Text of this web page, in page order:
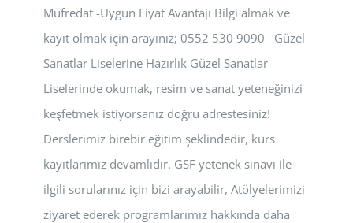
Müfredat -Uygun Fiyat Avantajı Bilgi almak ve
kayıt olmak için arayınız; 0552 530 9090 Güzel
Sanatlar Liselerine Hazırlık Güzel Sanatlar
Liselerinde okumak, resim ve sanat yeteneğinizi
keşfetmek istiyorsanız doğru adrestesiniz!
Derslerimiz birebir eğitim şeklindedir, kurs
kayıtlarımız devamlıdır. GSF yetenek sınavı ile
ilgili sorularınız için bizi arayabilir, Atölyelerimizi
ziyaret ederek programlarımız hakkında daha